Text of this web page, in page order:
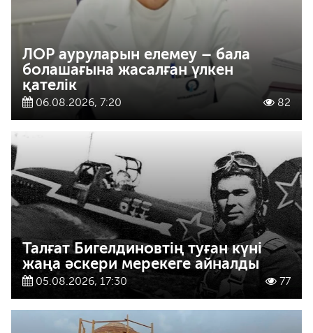
ЛОР ауруларын елемеу – бала
болашағына жасалған үлкен
қателік
06.08.2026, 7:20 82
Талғат Бигелдиновтің туған күні
жаңа әскери мерекеге айналды
05.08.2026, 17:30 77